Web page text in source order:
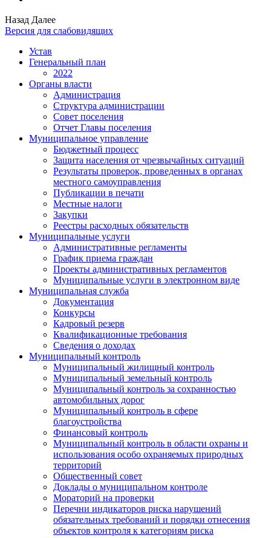
Назад Далее
Версия для слабовидящих
Устав
Генеральный план
2022
Органы власти
Администрация
Структура администрации
Совет поселения
Отчет Главы поселения
Муниципальное управление
Бюджетный процесс
Защита населения от чрезвычайных ситуаций
Результаты проверок, проведенных в органах
местного самоуправления
Публикации в печати
Местные налоги
Закупки
Реестры расходных обязательств
Муниципальные услуги
Административные регламенты
График приема граждан
Проекты административных регламентов
Муниципальные услуги в электронном виде
Муниципальная служба
Документация
Конкурсы
Кадровый резерв
Квалификационные требования
Сведения о доходах
Муниципальный контроль
Муниципальный жилищный контроль
Муниципальный земельный контроль
Муниципальный контроль за сохранностью
автомобильных дорог
Муниципальный контроль в сфере
благоустройства
Финансовый контроль
Муниципальный контроль в области охраны и
использования особо охраняемых природных
территорий
Общественный совет
Доклады о муниципальном контроле
Мораторий на проверки
Перечни индикаторов риска нарушений
обязательных требований и порядки отнесения
объектов контроля к категориям риска